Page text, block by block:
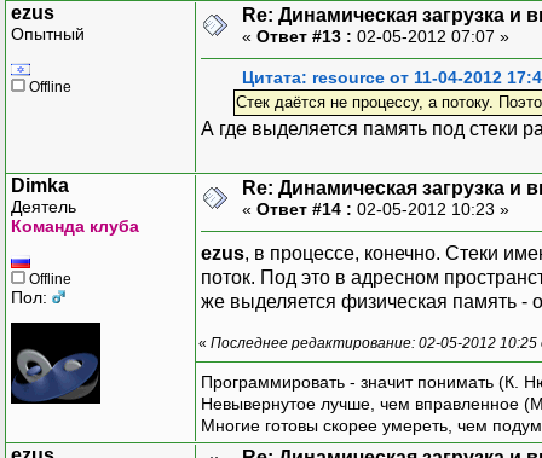
ezus
Опытный
Offline
Re: Динамическая загрузка и
« Ответ #13 : 02-05-2012 07:07 »
Цитата: resource от 11-04-2012
Стек даётся не процессу, а потоку.
А где выделяется память под стеки
Dimka
Деятель
Команда клуба
Offline
Пол:
Re: Динамическая загрузка и
« Ответ #14 : 02-05-2012 10:23 »
ezus, в процессе, конечно. Стеки
поток. Под это в адресном
же выделяется физическая память -
« Последнее редактирование: 02-05-2012
Программировать - значит понимать (К.
Невывернутое лучше, чем вправленное
Многие готовы скорее умереть, чем